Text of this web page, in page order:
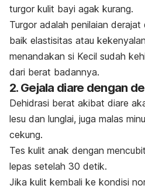
turgor kulit bayi agak kurang.
Turgor adalah penilaian
baik elastisitas atau
menandakan si Kecil sudah
dari berat badannya.
2. Gejala diare dengan
Dehidrasi berat akibat diare
lesu dan lunglai, juga malas
cekung.
Tes kulit anak dengan
lepas setelah 30 detik.
Jika kulit kembali ke kondisi